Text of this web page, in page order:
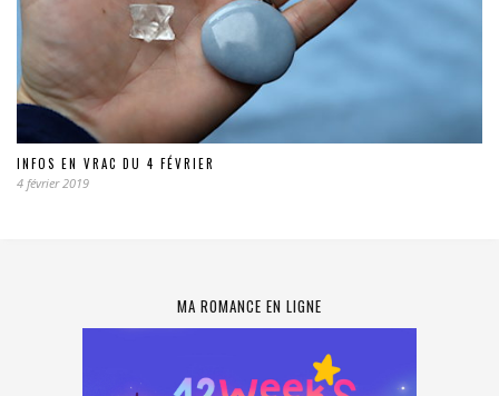
INFOS EN VRAC DU 4 FÉVRIER
4 février 2019
MA ROMANCE EN LIGNE